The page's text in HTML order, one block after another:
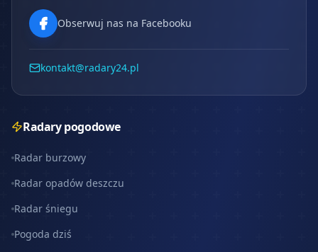
Obserwuj nas na Facebooku
kontakt@radary24.pl
Radary pogodowe
Radar burzowy
Radar opadów deszczu
Radar śniegu
Pogoda dziś